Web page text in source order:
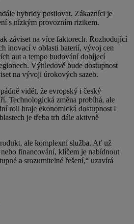
hybridy posilovat. Zákazníci je
s nízkým provozním rizikem.
záviset na více faktorech. Rozhodující
inovací v oblasti baterií, vývoj cen
aut a tempo budování dobíjecí
Výhledově bude dostupnost
na vývoji úrokových sazeb.
vidět, že evropský i český
Technologická změna probíhá, ale
roli hraje ekonomická dostupnost i
je třeba trh dále aktivně
ale komplexní služba. Ať už
financování, klíčem je nabídnout
a srozumitelné řešení,“ uzavírá